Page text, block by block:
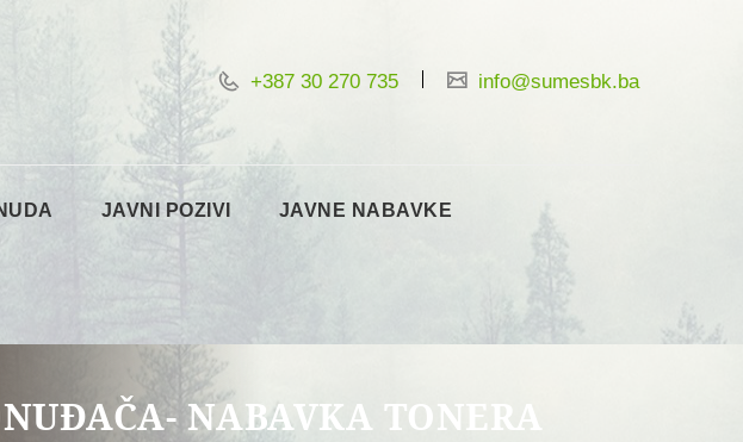
+387 30 270 735 info@sumesbk.ba
JAVNI POZIVI JAVNE NABAVKE
NABAVKA TONERA